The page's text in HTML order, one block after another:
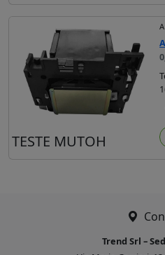
TESTE MUTOH
Trend Srl –